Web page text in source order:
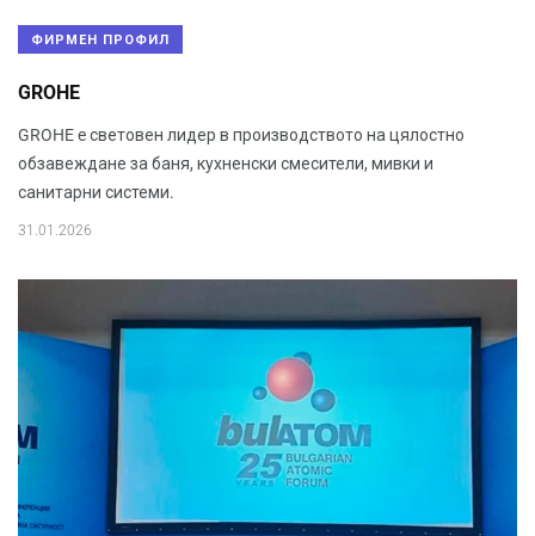
ФИРМЕН ПРОФИЛ
GROHE
GROHE e световен лидер в производството на цялостно
обзавеждане за баня, кухненски смесители, мивки и
санитарни системи.
31.01.2026